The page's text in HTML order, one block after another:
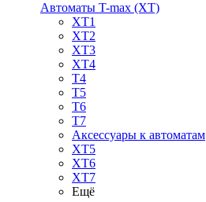
Автоматы T-max (XT)
XT1
XT2
XT3
XT4
T4
T5
T6
T7
Аксессуары к автоматам
XT5
XT6
XT7
Ещё